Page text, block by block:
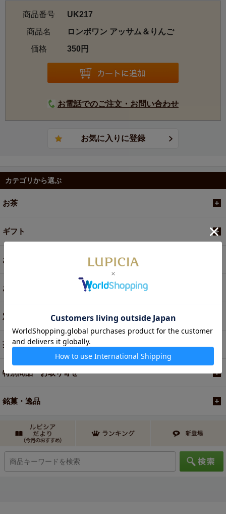
商品番号
UK217
商品名
ロンポワン アッサム＆りんご
価格
350円
お電話でのご注文・お問い合わせ
カテゴリから選ぶ
お茶
ギフト
お菓子・食品・飲料
お買い得商品
定期便
茶器・オリジナルグッズ
特別商品・お取り寄せ
銘菓・逸品